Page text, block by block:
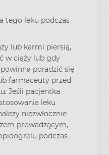
tego leku podczas
lub karmi piersią,
w ciąży lub gdy
poradzić się
farmaceuty przed
Jeśli pacjentka
leku
niezwłocznie
prowadzącym,
podczas